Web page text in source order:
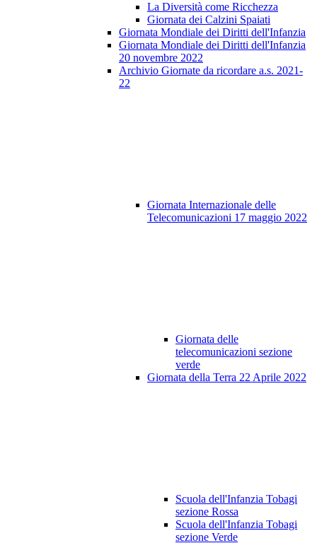
La Diversità come Ricchezza
Giornata dei Calzini Spaiati
Giornata Mondiale dei Diritti dell'Infanzia
Giornata Mondiale dei Diritti dell'Infanzia
20 novembre 2022
Archivio Giornate da ricordare a.s. 2021-
22
Giornata Internazionale delle
Telecomunicazioni 17 maggio 2022
Giornata delle
telecomunicazioni sezione
verde
Giornata della Terra 22 Aprile 2022
Scuola dell'Infanzia Tobagi
sezione Rossa
Scuola dell'Infanzia Tobagi
sezione Verde